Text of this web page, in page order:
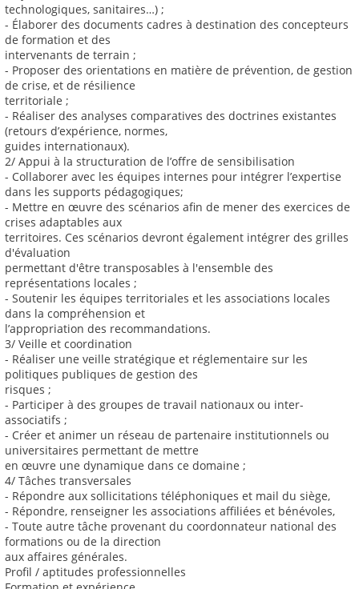
technologiques, sanitaires…) ;
- Élaborer des documents cadres à destination des concepteurs
de formation et des
intervenants de terrain ;
- Proposer des orientations en matière de prévention, de gestion
de crise, et de résilience
territoriale ;
- Réaliser des analyses comparatives des doctrines existantes
(retours d’expérience, normes,
guides internationaux).
2/ Appui à la structuration de l’offre de sensibilisation
- Collaborer avec les équipes internes pour intégrer l’expertise
dans les supports pédagogiques;
- Mettre en œuvre des scénarios afin de mener des exercices de
crises adaptables aux
territoires. Ces scénarios devront également intégrer des grilles
d'évaluation
permettant d'être transposables à l'ensemble des
représentations locales ;
- Soutenir les équipes territoriales et les associations locales
dans la compréhension et
l’appropriation des recommandations.
3/ Veille et coordination
- Réaliser une veille stratégique et réglementaire sur les
politiques publiques de gestion des
risques ;
- Participer à des groupes de travail nationaux ou inter-
associatifs ;
- Créer et animer un réseau de partenaire institutionnels ou
universitaires permettant de mettre
en œuvre une dynamique dans ce domaine ;
4/ Tâches transversales
- Répondre aux sollicitations téléphoniques et mail du siège,
- Répondre, renseigner les associations affiliées et bénévoles,
- Toute autre tâche provenant du coordonnateur national des
formations ou de la direction
aux affaires générales.
Profil / aptitudes professionnelles